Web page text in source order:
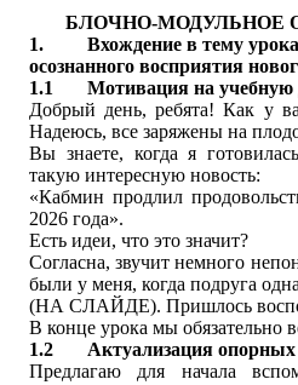
БЛОЧНО-МОДУЛЬНОЕ
1.
Вхождение в тему
осознанного восприятия
1.1
Мотивация на учебную
Добрый день, ребята! Как у
Надеюсь, все заряжены на
Вы знаете, когда я
такую интересную новость:
«Кабмин продлил
2026 года».
Есть идеи, что это значит?
Согласна, звучит немного
были у меня, когда подруга
(НА СЛАЙДЕ). Пришлось
В конце урока мы обязательно
1.2
Актуализация опорных
Предлагаю для начала